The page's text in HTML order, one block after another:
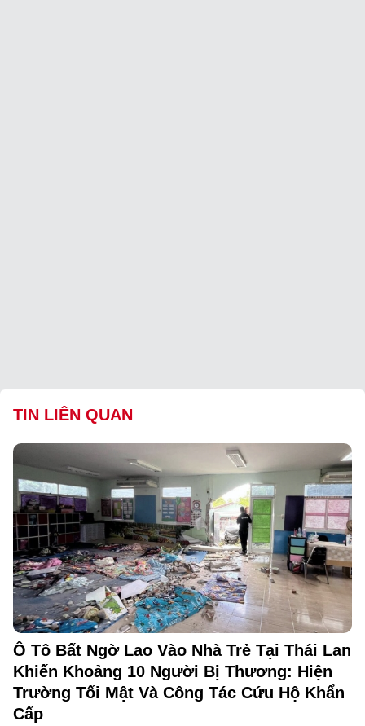
TIN LIÊN QUAN
Ô Tô Bất Ngờ Lao Vào Nhà Trẻ Tại Thái Lan
Khiến Khoảng 10 Người Bị Thương: Hiện
Trường Tối Mật Và Công Tác Cứu Hộ Khẩn
Cấp